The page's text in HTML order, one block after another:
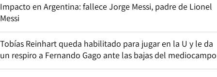
Impacto en Argentina: fallece Jorge Messi, padre de Lionel
Messi
Tobías Reinhart queda habilitado para jugar en la U y le da
un respiro a Fernando Gago ante las bajas del mediocampo